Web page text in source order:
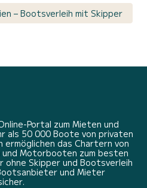
– Bootsverleih mit Skipper
Portal zum Mieten und
als 50 000 Boote von privaten
das Chartern von
und Motorbooten zum besten
ohne Skipper und Bootsverleih
und Mieter